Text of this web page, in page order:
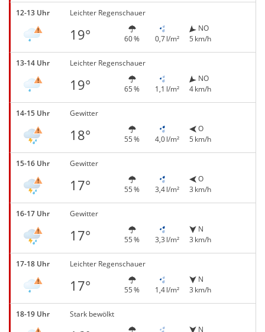
12-13 Uhr Leichter Regenschauer
19° 60 % 0,7 l/m²
NO
5 km/h
13-14 Uhr Leichter Regenschauer
19° 65 % 1,1 l/m²
NO
4 km/h
14-15 Uhr Gewitter
18° 55 % 4,0 l/m²
O
5 km/h
15-16 Uhr Gewitter
17° 55 % 3,4 l/m²
O
3 km/h
16-17 Uhr Gewitter
17° 55 % 3,3 l/m²
N
3 km/h
17-18 Uhr Leichter Regenschauer
17° 55 % 1,4 l/m²
N
3 km/h
18-19 Uhr Stark bewölkt
N